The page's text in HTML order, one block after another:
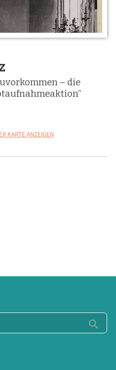
– die
KARTE ANZEIGEN